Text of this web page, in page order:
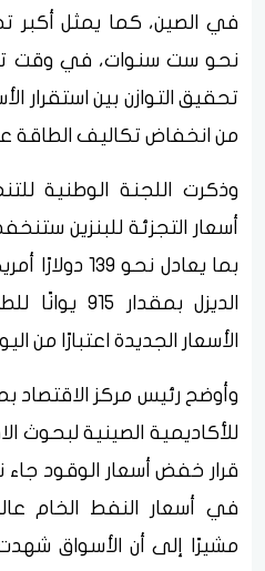
في الصين، كما يمثل أكبر
نحو ست سنوات، في وقت
تحقيق التوازن بين استقرار
من انخفاض تكاليف الطاقة
وذكرت اللجنة الوطنية
بما يعادل نحو
الديزل
الأسعار الجديدة اعتبارًا من
وأوضح رئيس مركز الاقتصاد
للأكاديمية الصينية لبحوث
قرار خفض أسعار الوقود جاء
في أسعار النفط الخام
مشيرًا إلى أن الأسواق